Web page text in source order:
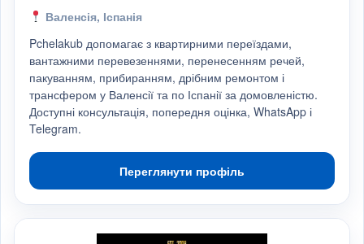
Валенсія, Іспанія
Pchelakub допомагає з квартирними переїздами,
вантажними перевезеннями, перенесенням речей,
пакуванням, прибиранням, дрібним ремонтом і
трансфером у Валенсії та по Іспанії за домовленістю.
Доступні консультація, попередня оцінка, WhatsApp і
Telegram.
Переглянути профіль